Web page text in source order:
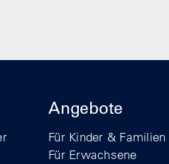
Angebote
Für Kinder & Familien
Für Erwachsene